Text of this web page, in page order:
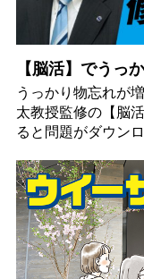
【脳活】でうっ
うっかり物忘れが
太教授監修の【脳
ると問題がダウン